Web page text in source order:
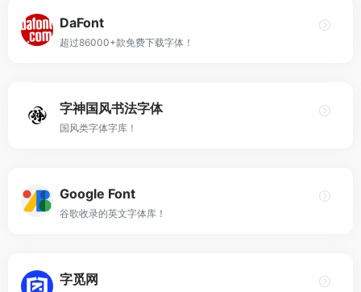
DaFont
超过86000+款免费下载字体！
字神国风书法字体
国风类字体字库！
Google Font
谷歌收录的英文字体库！
字觅网